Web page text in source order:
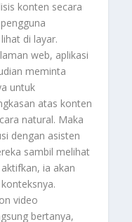
konten secara
di layar.
web, aplikasi
meminta
untuk
atas konten
natural. Maka
dengan asisten
sambil melihat
ia akan
video
bertanya,